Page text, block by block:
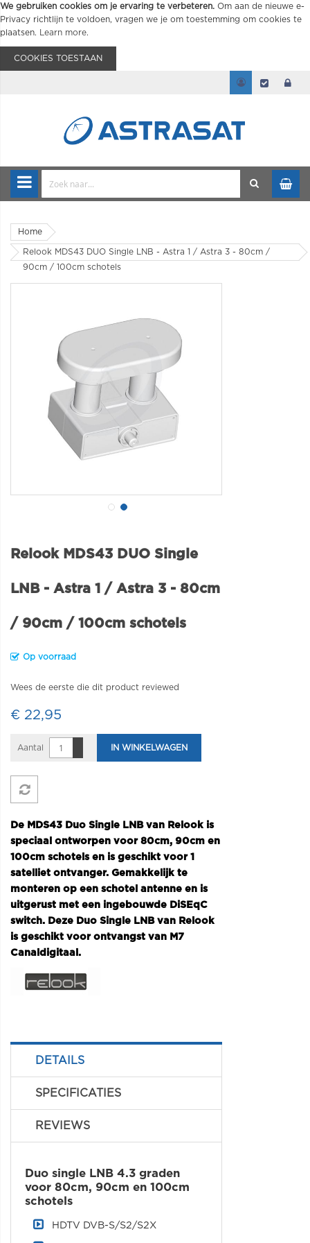
We gebruiken cookies om je ervaring te verbeteren. Om aan de nieuwe e-
Privacy richtlijn te voldoen, vragen we je om toestemming om cookies te
plaatsen.
Learn more.
COOKIES TOESTAAN
Home
Relook MDS43 DUO Single LNB - Astra 1 / Astra 3 - 80cm /
90cm / 100cm schotels
Relook MDS43 DUO Single
LNB - Astra 1 / Astra 3 - 80cm
/ 90cm / 100cm schotels
Op voorraad
Wees de eerste die dit product reviewed
€ 22,95
Aantal IN WINKELWAGEN
De MDS43 Duo Single LNB van Relook is
speciaal ontworpen voor 80cm, 90cm en
100cm schotels en is geschikt voor 1
satelliet ontvanger. Gemakkelijk te
monteren op een schotel antenne en is
uitgerust met een ingebouwde DiSEqC
switch. Deze Duo Single LNB van Relook
is geschikt voor ontvangst van M7
Canaldigitaal.
DETAILS
SPECIFICATIES
REVIEWS
Duo single LNB 4.3 graden
voor 80cm, 90cm en 100cm
schotels
HDTV DVB-S/S2/S2X